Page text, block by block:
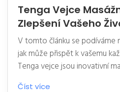
Tenga Vejce
Zlepšení Vašeho
V tomto článku se podíváme
jak může přispět k vašemu
Tenga vejce jsou inovativní
jsou navrženy pro relaxaci a
Číst více